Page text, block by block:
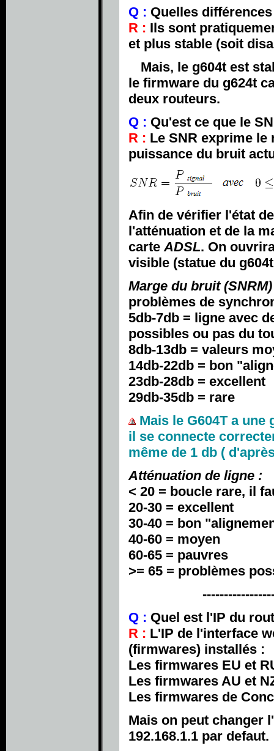
Q : Quelles
R : Ils sont
et plus stable (soit
Mais, le g604t est
le firmware du g624t
deux routeurs.
Q : Qu'est ce que le
R : Le SNR exprime
puissance du bruit
Afin de vérifier l'état
l'atténuation et de la
carteADSL. On
visible (statue du
Marge du bruit
problèmes de
5db-7db = ligne avec
possibles ou pas du
8db-13db = valeurs
14db-22db = bon
23db-28db = excellent
29db-35db = rare
Mais le G604T a
il se connecte
même de 1 db (
Atténuation de ligne :
< 20 = boucle rare, il
20-30 = excellent
30-40 = bon
40-60 = moyen
60-65 = pauvres
>= 65 = problèmes
Q : Quel est l'IP du
R : L'IP de l'interface
(firmwares) installés :
Les firmwares EU et
Les firmwares AU et
Les firmwares de
Mais on peut changer
192.168.1.1 par defaut.